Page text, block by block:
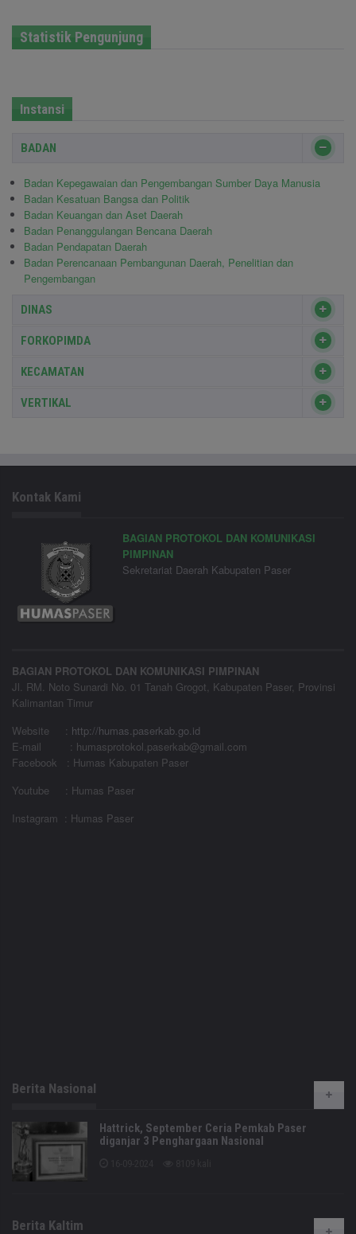
Statistik Pengunjung
Instansi
BADAN
Badan Kepegawaian dan Pengembangan Sumber Daya Manusia
Badan Kesatuan Bangsa dan Politik
Badan Keuangan dan Aset Daerah
Badan Penanggulangan Bencana Daerah
Badan Pendapatan Daerah
Badan Perencanaan Pembangunan Daerah, Penelitian dan
Pengembangan
DINAS
FORKOPIMDA
KECAMATAN
VERTIKAL
Kontak Kami
BAGIAN PROTOKOL DAN KOMUNIKASI
PIMPINAN
Sekretariat Daerah Kabupaten Paser
BAGIAN PROTOKOL DAN KOMUNIKASI PIMPINAN
Jl. RM. Noto Sunardi No. 01 Tanah Grogot, Kabupaten Paser, Provinsi
Kalimantan Timur
Website
: http://humas.paserkab.go.id
E-mail : humasprotokol.paserkab@gmail.com
Facebook : Humas Kabupaten Paser
Youtube : Humas Paser
Instagram : Humas Paser
Berita Nasional
Hattrick, September Ceria Pemkab Paser
diganjar 3 Penghargaan Nasional
Berita Kaltim